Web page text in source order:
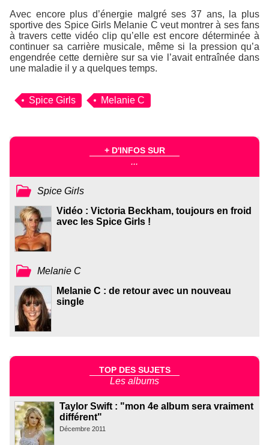
Avec encore plus d’énergie malgré ses 37 ans, la plus
sportive des Spice GirlsMelanie C veut montrer à ses fans
à travers cette vidéo clip qu’elle est encore déterminée à
continuer sa carrière musicale, même si la pression qu’a
engendrée cette dernière sur sa vie l’avait entraînée dans
une maladie il y a quelques temps.
Spice Girls Melanie C
+ D'INFOS SUR
...
Spice Girls
Vidéo : Victoria Beckham, toujours en froid
avec les Spice Girls !
Melanie C
Melanie C : de retour avec un nouveau
single
TOP DES SUJETS
Les albums
Taylor Swift : "mon 4e album sera vraiment
différent"
Décembre 2011